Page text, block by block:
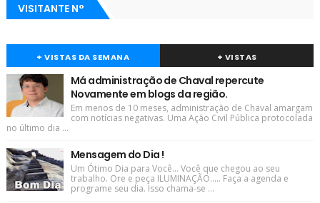
VISITANTE N°
+ VISTAS DA SEMANA + VISTAS
Má administração de Chaval repercute
Novamente em blogs da região.
Em menos de 10 meses, administração de Chaval amargam
com notícias negativas. Uma Ação Civil Pública protocolada
no último dia ...
Mensagem do Dia !
Um Ótimo Dia para Você... Você que chegou ao seu
trabalho. Ore e peça ILUMINAÇÃO..... Faça a agenda e
programe seu dia. Isso chama-se ...